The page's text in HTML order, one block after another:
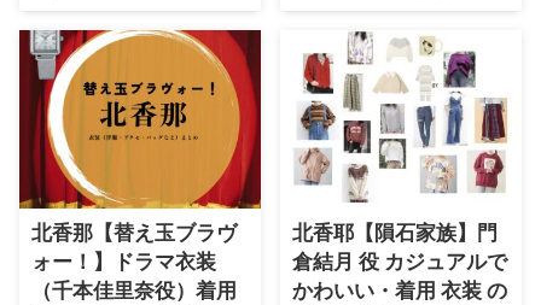
・
・水川あさみ
・田中みな実
・ 松岡茉優
・ 福原遥
・小芝風花
・木南晴夏
・今田美桜
全話まとめ！洋服 バッ
グ アクセなどの衣装協
力ブランドは？
【さよならノワール（さよノ
ワ）】北香那さん（しらいしえり
こ役）の衣装・服装（服･バッグ･
アクセ・靴など）やドラマファッ
ションのコーデを着用シーン別・
コーデ別に紹介♪
め！洋服 バッグ アクセ
などの衣装協力ブラン
ドは？
【再会～Silent Truth～】北香那
さん（いまいひろみ役）の衣装・
服装（服･バッグ･アクセ・靴な
ど）やドラマファッションのコー
デを着用シーン別・コーデ別に紹
介♪
北香那【替え玉ブラヴ
ォー！】ドラマ衣装
（千本佳里奈役）着用
北香耶【隕石家族】門
倉結月 役 カジュアルで
かわいい・着用 衣装 の